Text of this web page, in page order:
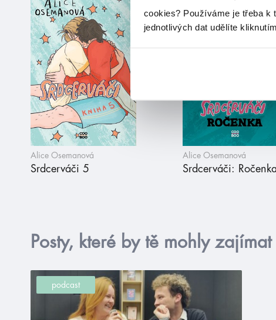
cookies? Používáme je třeba k
jednotlivých dat udělíte
Alice Osemanová
Srdcerváči 5
Alice Osemanová
Srdcerváči: Ročenka
Posty, které by tě mohly zajímat
podcast